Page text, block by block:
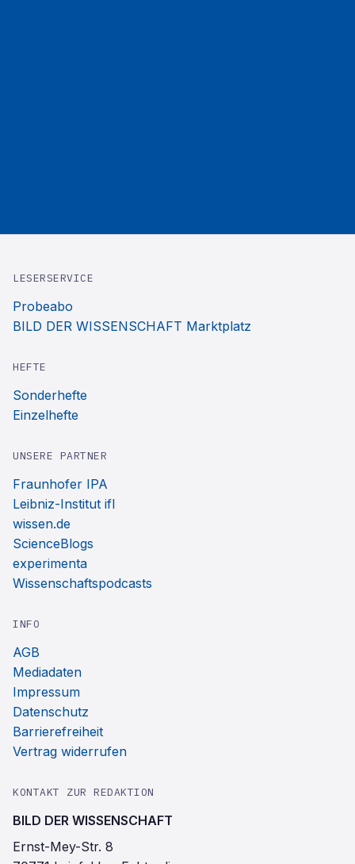
LESERSERVICE
Probeabo
BILD DER WISSENSCHAFT Marktplatz
HEFTE
Sonderhefte
Einzelhefte
UNSERE PARTNER
Fraunhofer IPA
Leibniz-Institut ifl
wissen.de
ScienceBlogs
experimenta
Wissenschaftspodcasts
INFO
AGB
Mediadaten
Impressum
Datenschutz
Barrierefreiheit
Vertrag widerrufen
KONTAKT ZUR REDAKTION
BILD DER WISSENSCHAFT
Ernst-Mey-Str. 8